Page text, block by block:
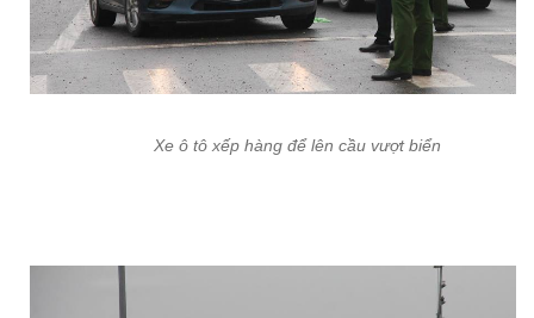
Xe ô tô xếp hàng để lên cầu vượt biển